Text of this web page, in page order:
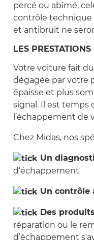
percé ou abîmé,
contrôle technique
et antibruit ne
LES
Votre voiture fait
dégagée par votre
épaisse et plus
signal. Il est temps
l’échappement de
Chez Midas, nos
Un
d’échappement
Un contrôle
Des
réparation ou le
d’échappement